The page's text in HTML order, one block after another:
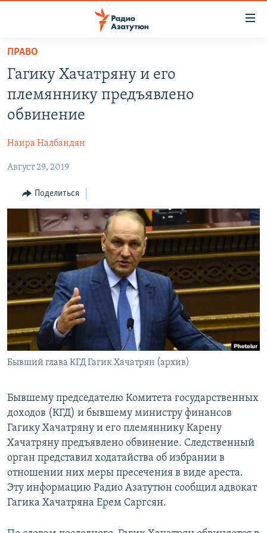
Перейти
основному
содержанию
Перейти
основной
навигации
Перейти
поиску
НОВОСТИ
ПОЛИТИКА
ЭКОНОМИКА
РЕГИОН
НАГОРНЫЙ КАРАБАХ
КУЛЬТУРА
СПОРТ
АРХИВ
Հայերեն
Русский
Все сайты Радио Азатутюн
ПРАВО
Гагику Хачатряну и его
племяннику предъявлено
обвинение
Наира Налбандян
Август 29, 2019
Поделиться
Бывший глава КГД Гагик Хачатрян (архив)
Бывшему председателю Комитета государственных
доходов (КГД) и бывшему министру финансов
Гагику Хачатряну и его племяннику Карену
Хачатряну предъявлено обвинение. Следственный
орган представил ходатайства об избрании в
отношении них меры пресечения в виде ареста.
Эту информацию Радио Азатутюн сообщил адвокат
Гагика Хачатряна Ерем Саргсян.